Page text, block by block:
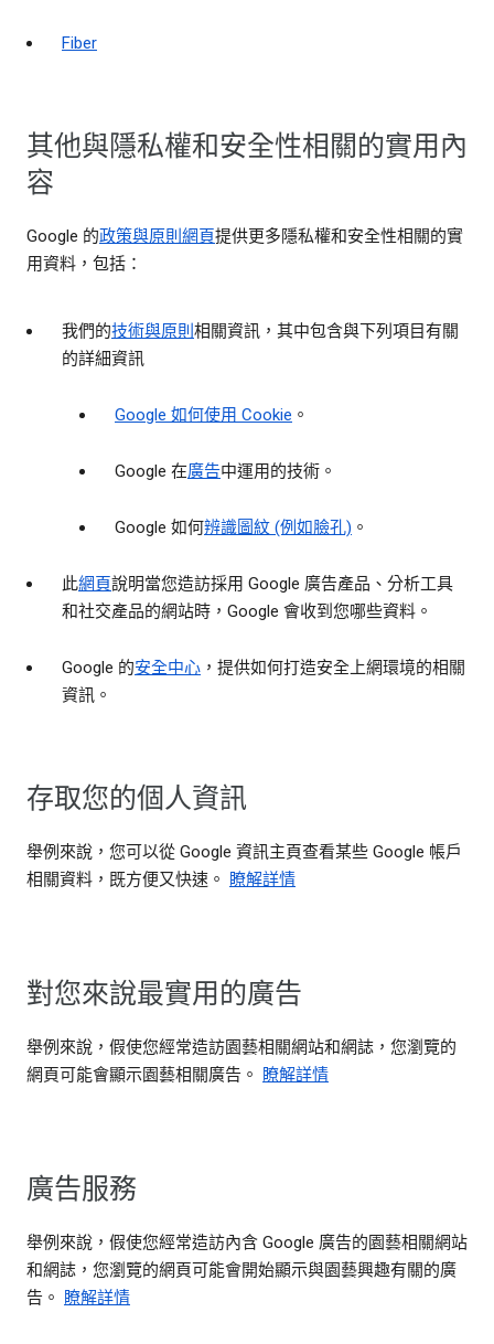
Fiber
其他與隱私權和安全性相關的實用內
容
Google 的政策與原則網頁提供更多隱私權和安全性相關的實
用資料，包括：
我們的技術與原則 相關資訊，其中包含與下列項目有關
的詳細資訊
Google 如何使用 Cookie 。
Google 在廣告中運用的技術。
Google 如何辨識圖紋 (例如臉孔) 。
此網頁說明當您造訪採用 Google 廣告產品、分析工具
和社交產品的網站時，Google 會收到您哪些資料。
Google 的安全中心 ，提供如何打造安全上網環境的相關
資訊。
存取您的個人資訊
舉例來說，您可以從 Google 資訊主頁查看某些 Google 帳戶
相關資料，既方便又快速。
瞭解詳情
對您來說最實用的廣告
舉例來說，假使您經常造訪園藝相關網站和網誌，您瀏覽的
網頁可能會顯示園藝相關廣告。
瞭解詳情
廣告服務
舉例來說，假使您經常造訪內含 Google 廣告的園藝相關網站
和網誌，您瀏覽的網頁可能會開始顯示與園藝興趣有關的廣
告。
瞭解詳情